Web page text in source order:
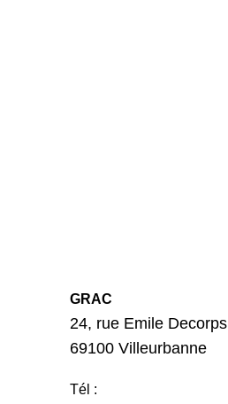
GRAC
24, rue Emile Decorps
69100 Villeurbanne
Tél :